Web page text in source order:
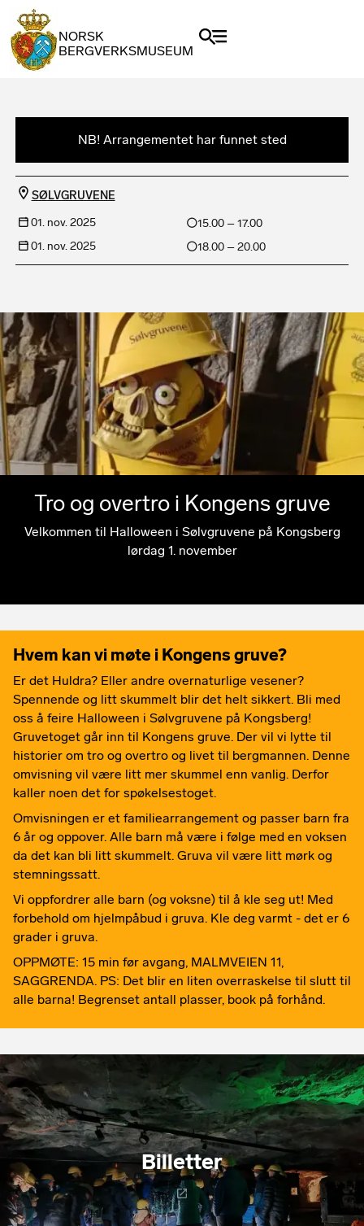
NORSK
BERGVERKSMUSEUM
NB! Arrangementet har funnet sted
SØLVGRUVENE
01. nov. 2025
15.00 – 17.00
01. nov. 2025
18.00 – 20.00
Tro og overtro i Kongens gruve
Velkommen til Halloween i Sølvgruvene på Kongsberg
lørdag 1. november
Hvem kan vi møte i Kongens gruve?
Er det Huldra? Eller andre overnaturlige vesener?
Spennende og litt skummelt blir det helt sikkert. Bli med
oss å feire Halloween i Sølvgruvene på Kongsberg!
Gruvetoget går inn til Kongens gruve. Der vil vi lytte til
historier om tro og overtro og livet til bergmannen. Denne
omvisning vil være litt mer skummel enn vanlig. Derfor
kaller noen det for spøkelsestoget.
Omvisningen er et familiearrangement og passer barn fra
6 år og oppover. Alle barn må være i følge med en voksen
da det kan bli litt skummelt. Gruva vil være litt mørk og
stemningssatt.
Vi oppfordrer alle barn (og voksne) til å kle seg ut! Med
forbehold om hjelmpåbud i gruva. Kle deg varmt - det er 6
grader i gruva.
OPPMØTE: 15 min før avgang, MALMVEIEN 11,
SAGGRENDA. PS: Det blir en liten overraskelse til slutt til
alle barna! Begrenset antall plasser, book på forhånd.
Billetter